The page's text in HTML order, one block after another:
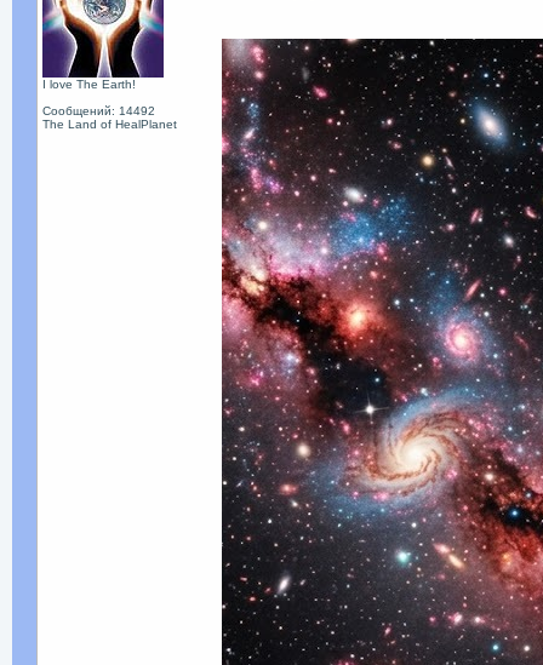
I love The Earth!
Сообщений: 14492
The Land of HealPlanet